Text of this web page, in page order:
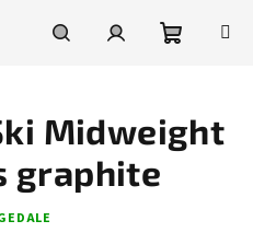
košík
Midweight
graphite